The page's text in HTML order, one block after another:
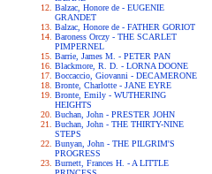
Balzac, Honore de - EUGENIE
GRANDET
Balzac, Honore de - FATHER GORIOT
Baroness Orczy - THE SCARLET
PIMPERNEL
Barrie, James M. - PETER PAN
Blackmore, R. D. - LORNA DOONE
Boccaccio, Giovanni - DECAMERONE
Bronte, Charlotte - JANE EYRE
Bronte, Emily - WUTHERING
HEIGHTS
Buchan, John - PRESTER JOHN
Buchan, John - THE THIRTY-NINE
STEPS
Bunyan, John - THE PILGRIM'S
PROGRESS
Burnett, Frances H. - A LITTLE